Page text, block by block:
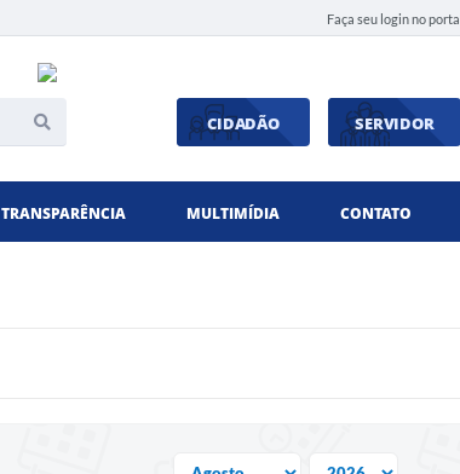
Faça seu login no portal
CIDADÃO SERVIDOR
TRANSPARÊNCIA MULTIMÍDIA CONTATO